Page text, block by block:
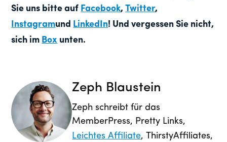
Sie uns bitte auf Facebook,Twitter,
Instagramund LinkedIn! Und vergessen Sie nicht,
sich im Box unten.
Zeph Blaustein
Zeph schreibt für das
MemberPress, Pretty Links,
Leichtes Affiliate, ThirstyAffiliates,